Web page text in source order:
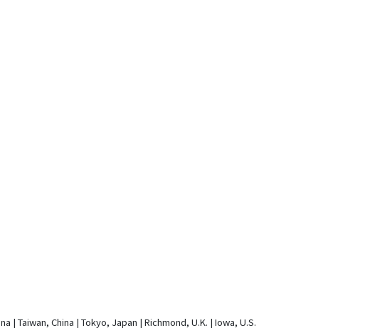
| Taiwan, China | Tokyo, Japan | Richmond, U.K. | Iowa, U.S.